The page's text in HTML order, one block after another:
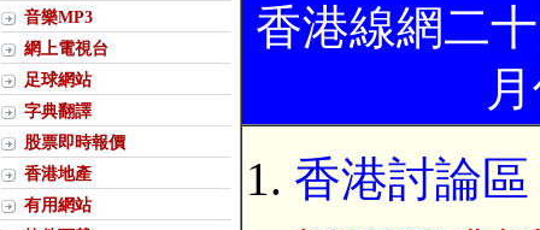
音樂MP3
網上電視台
足球網站
字典翻譯
股票即時報價
香港地產
有用網站
香港線網二
香港討論區